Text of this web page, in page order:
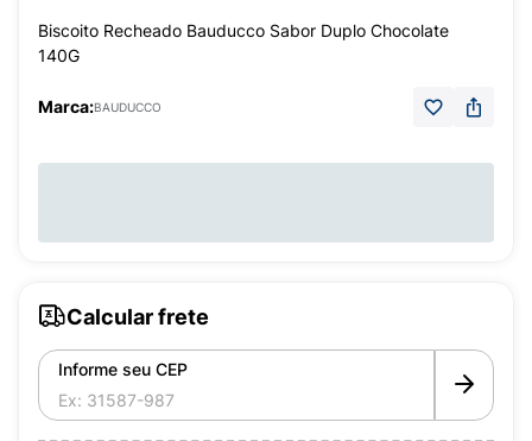
Biscoito Recheado Bauducco Sabor Duplo Chocolate
140G
Marca:BAUDUCCO
Calcular frete
Informe seu CEP